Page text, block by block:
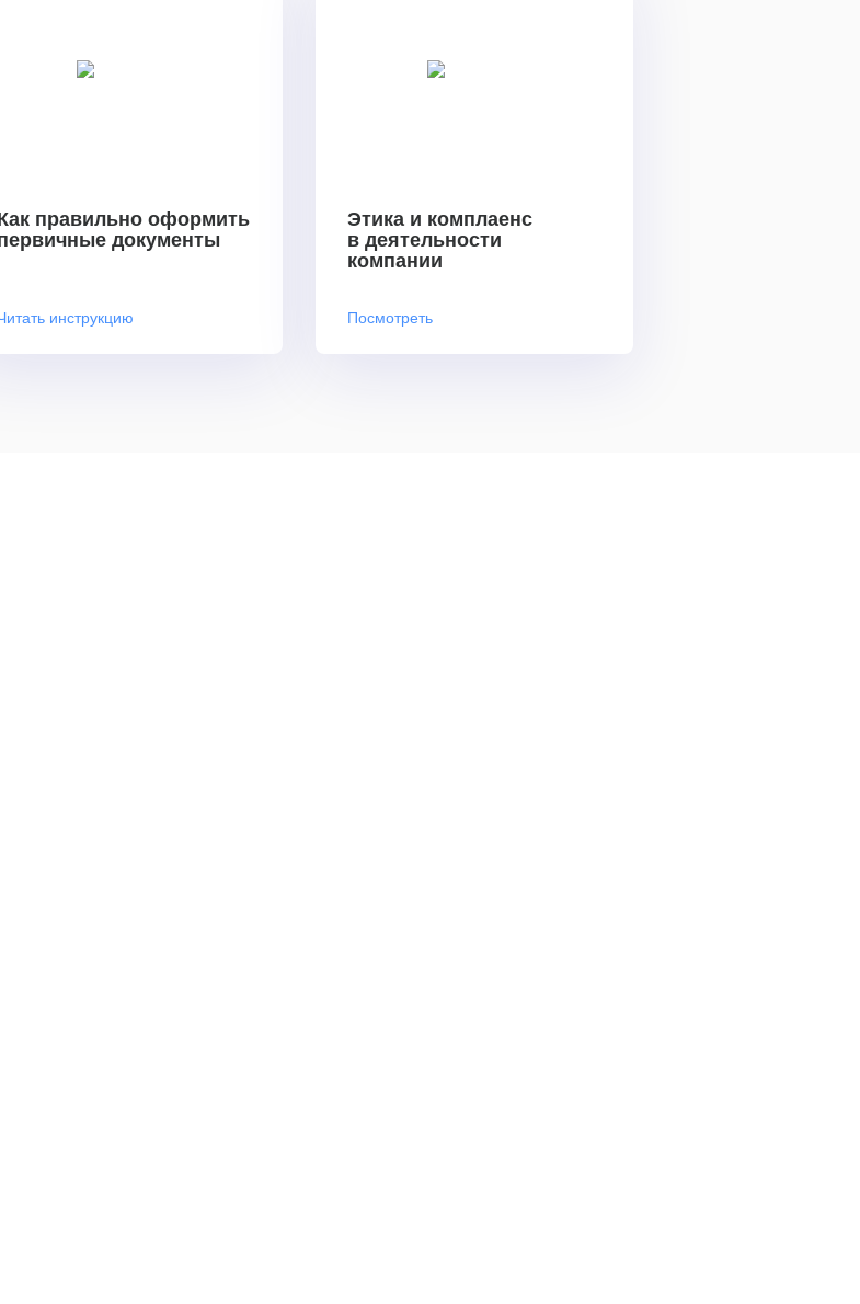
правильно оформить
документы
инструкцию
Этика и комплаенс
в деятельности
компании
Посмотреть